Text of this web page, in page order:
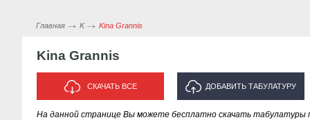
Главная K Kina Grannis
Kina Grannis
СКАЧАТЬ ВСЕ ДОБАВИТЬ ТАБУЛАТУРУ
ИСПОЛНИТЕЛЯ "KINA GRANNIS"
На данной странице Вы можете бесплатно скачать табулатуры